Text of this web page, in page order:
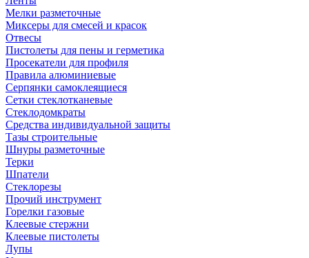
Мелки разметочные
Миксеры для смесей и красок
Отвесы
Пистолеты для пены и герметика
Просекатели для профиля
Правила алюминиевые
Серпянки самоклеящиеся
Сетки стеклотканевые
Стеклодомкраты
Средства индивидуальной защиты
Тазы строительные
Шнуры разметочные
Терки
Шпатели
Стеклорезы
Прочий инструмент
Горелки газовые
Клеевые стержни
Клеевые пистолеты
Лупы